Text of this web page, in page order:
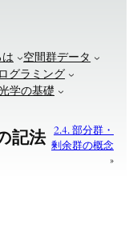
空間群データ
グラミング
学の基礎
記法 2.4. 部分群・
剰余群の概念
»